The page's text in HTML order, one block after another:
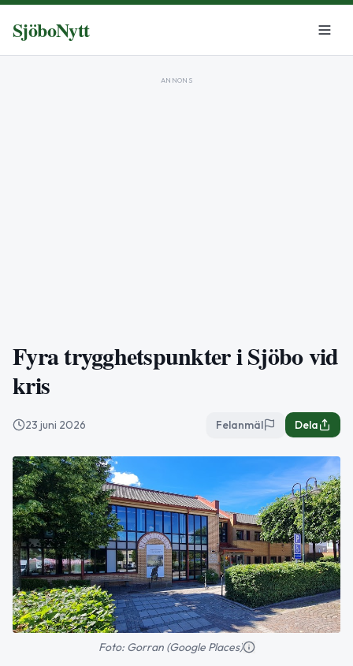
SjöboNytt
ANNONS
Fyra trygghetspunkter i Sjöbo vid
kris
23 juni 2026 Felanmäl Dela
Foto: Gorran (Google Places)